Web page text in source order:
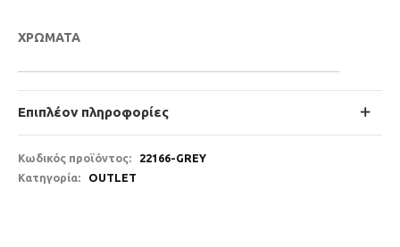
ΧΡΩΜΑΤΑ
Επιπλέον πληροφορίες
Κωδικός προϊόντος:
22166-GREY
Κατηγορία:
OUTLET